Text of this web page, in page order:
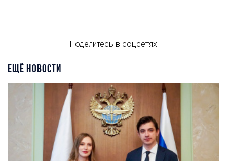
Поделитесь в соцсетях
ЕЩЁ НОВОСТИ